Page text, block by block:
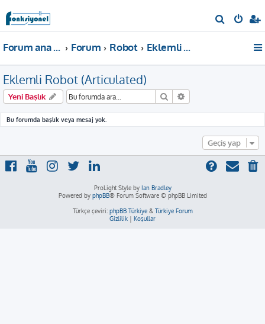
r
Forum ana sayfa Forum Robot Eklemli Robot (Articulated)
Eklemli Robot (Articulated)
Yeni Başlık Ara
Bu forumda başlık veya mesaj yok.
Geçiş yap
ProLight Style by Ian Bradley
Powered by phpBB® Forum Software © phpBB Limited
Türkçe çeviri: phpBB Türkiye& Türkiye Forum
Gizlilik | Koşullar